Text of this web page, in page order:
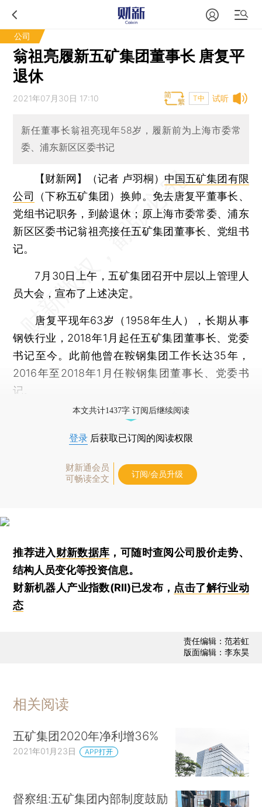
公司
翁祖亮履新五矿集团董事长 唐复平
退休
试听
2021年07月30日 17:10 T中
新任董事长翁祖亮现年58岁，履新前为上海市委常
委、浦东新区区委书记
【财新网】（记者 卢羽桐） 中国五矿集团有限
公司
（下称五矿集团）换帅。免去唐复平董事长、
党组书记职务，到龄退休；原上海市委常委、浦东
新区区委书记翁祖亮接任五矿集团董事长、党组书
记。
7月30日上午，五矿集团召开中层以上管理人
员大会，宣布了上述决定。
唐复平现年63岁（1958年生人），长期从事
钢铁行业，2018年1月起任五矿集团董事长、党委
书记至今。此前他曾在鞍钢集团工作长达35年，
2016年至2018年1月任鞍钢集团董事长、党委书
记。
本文共计1437字 订阅后继续阅读
登录 后获取已订阅的阅读权限
财新通会员
可畅读全文
订阅/会员升级
推荐进入财新数据库 ，可随时查阅公司股价走势、
结构人员变化等投资信息。
财新机器人产业指数(RII)已发布， 点击了解行业动
态
责任编辑：范若虹
版面编辑：李东昊
相关阅读
五矿集团2020年净利增36%
2021年01月23日 APP打开
督察组:五矿集团内部制度鼓励